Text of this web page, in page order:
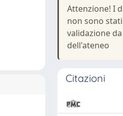
Attenzione! I
non sono
validazione
dell'ateneo
Citazioni